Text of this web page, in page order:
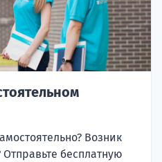
Возник
бесплатную